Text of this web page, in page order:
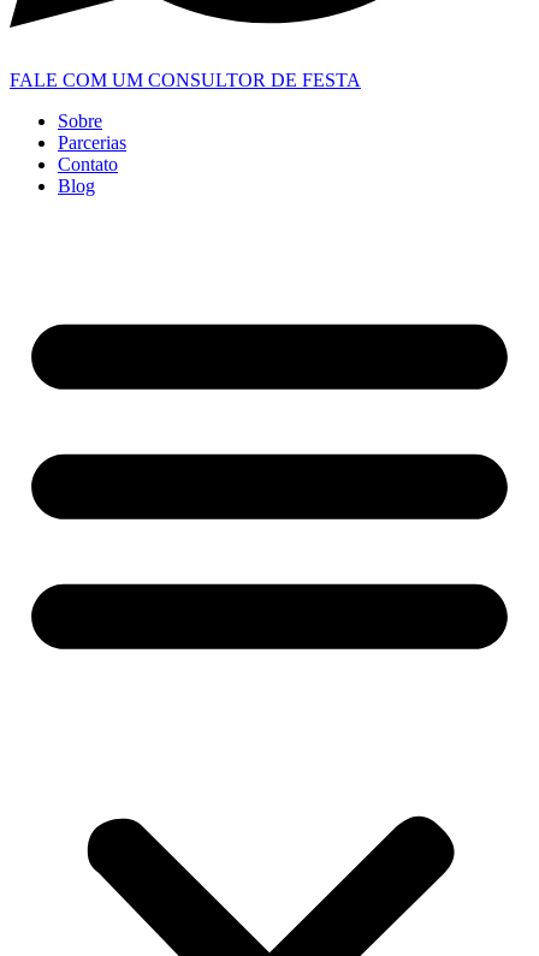
FALE COM UM CONSULTOR DE FESTA
Sobre
Parcerias
Contato
Blog